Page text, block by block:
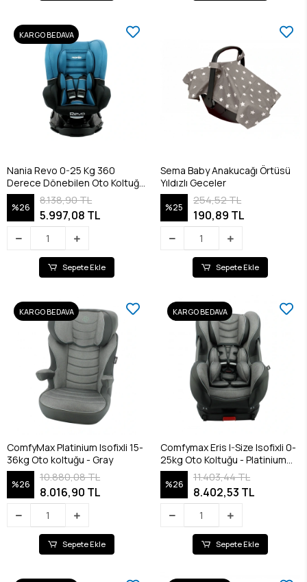
KARGO BEDAVA
Nania Revo 0-25 Kg 360
Derece Dönebilen Oto Koltuğu
- Blue
%26
8.138,90 TL
5.997,08 TL
Sepete Ekle
Sema Baby Anakucağı Örtüsü
Yıldızlı Geceler
%25
254,52 TL
190,89 TL
Sepete Ekle
KARGO BEDAVA
ComfyMax Platinium Isofixli 15-
36kg Oto koltuğu - Gray
%26
10.880,08 TL
8.016,90 TL
Sepete Ekle
KARGO BEDAVA
Comfymax Eris I-Size Isofixli 0-
25kg Oto Koltuğu - Platinium
Gray
%26
11.403,44 TL
8.402,53 TL
Sepete Ekle